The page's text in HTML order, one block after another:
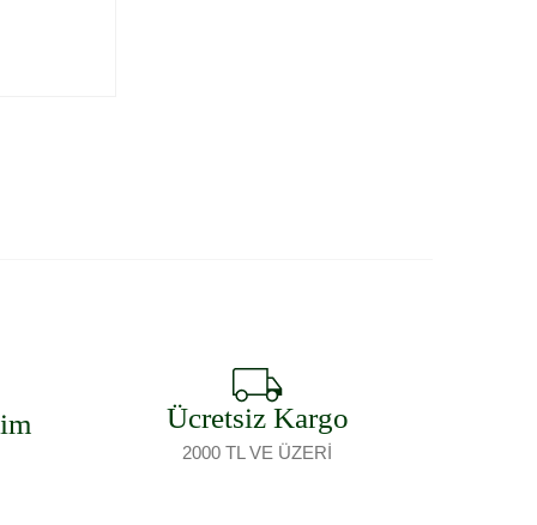
Ücretsiz Kargo
2000 TL VE ÜZERİ